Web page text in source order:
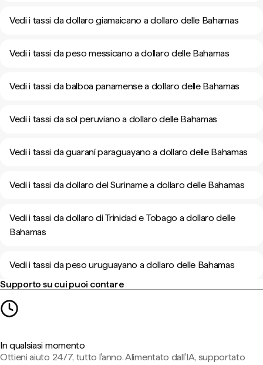
Vedi i tassi da dollaro giamaicano a dollaro delle Bahamas
Vedi i tassi da peso messicano a dollaro delle Bahamas
Vedi i tassi da balboa panamense a dollaro delle Bahamas
Vedi i tassi da sol peruviano a dollaro delle Bahamas
Vedi i tassi da guaraní paraguayano a dollaro delle Bahamas
Vedi i tassi da dollaro del Suriname a dollaro delle Bahamas
Vedi i tassi da dollaro di Trinidad e Tobago a dollaro delle
Bahamas
Vedi i tassi da peso uruguayano a dollaro delle Bahamas
Supporto su cui puoi contare
In qualsiasi momento
Ottieni aiuto 24/7, tutto l'anno. Alimentato dall'IA, supportato